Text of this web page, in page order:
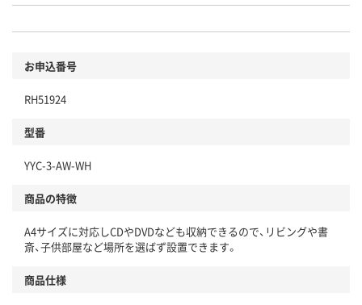
お申込番号
RH51924
型番
YYC-3-AW-WH
商品の特徴
A4サイズに対応しCDやDVDなども収納できるので、リビングや書
斎、子供部屋など場所を選ばず設置できます。
商品仕様